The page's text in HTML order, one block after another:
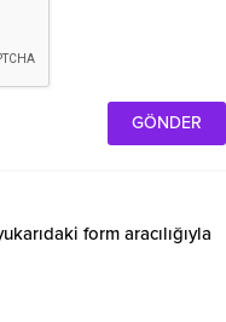
form aracılığıyla